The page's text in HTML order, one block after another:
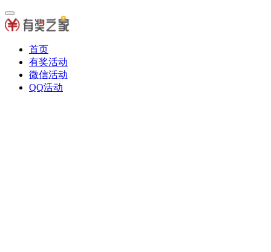
首页
有奖活动
微信活动
QQ活动